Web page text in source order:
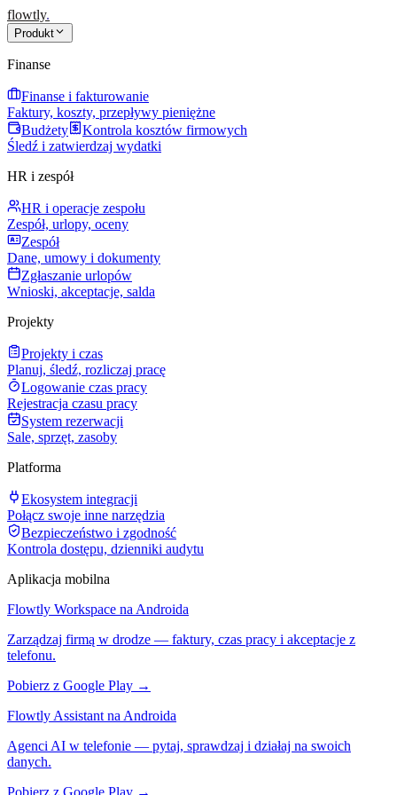
flowtly.
Produkt
Finanse
Finanse i fakturowanie
Faktury, koszty, przepływy pieniężne
Budżety
Kontrola kosztów firmowych
Śledź i zatwierdzaj wydatki
HR i zespół
HR i operacje zespołu
Zespół, urlopy, oceny
Zespół
Dane, umowy i dokumenty
Zgłaszanie urlopów
Wnioski, akceptacje, salda
Projekty
Projekty i czas
Planuj, śledź, rozliczaj pracę
Logowanie czas pracy
Rejestracja czasu pracy
System rezerwacji
Sale, sprzęt, zasoby
Platforma
Ekosystem integracji
Połącz swoje inne narzędzia
Bezpieczeństwo i zgodność
Kontrola dostępu, dzienniki audytu
Aplikacja mobilna
Flowtly Workspace na Androida
Zarządzaj firmą w drodze — faktury, czas pracy i akceptacje z
telefonu.
Pobierz z Google Play →
Flowtly Assistant na Androida
Agenci AI w telefonie — pytaj, sprawdzaj i działaj na swoich
danych.